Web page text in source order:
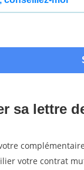
sa lettre
votre contrat